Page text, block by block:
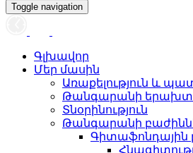
Toggle navigation
Գլխավոր
Մեր մասին
Առաքելություն և
Թանգարանի
Տնօրինություն
Թանգարանի
Գիտաֆոնդային